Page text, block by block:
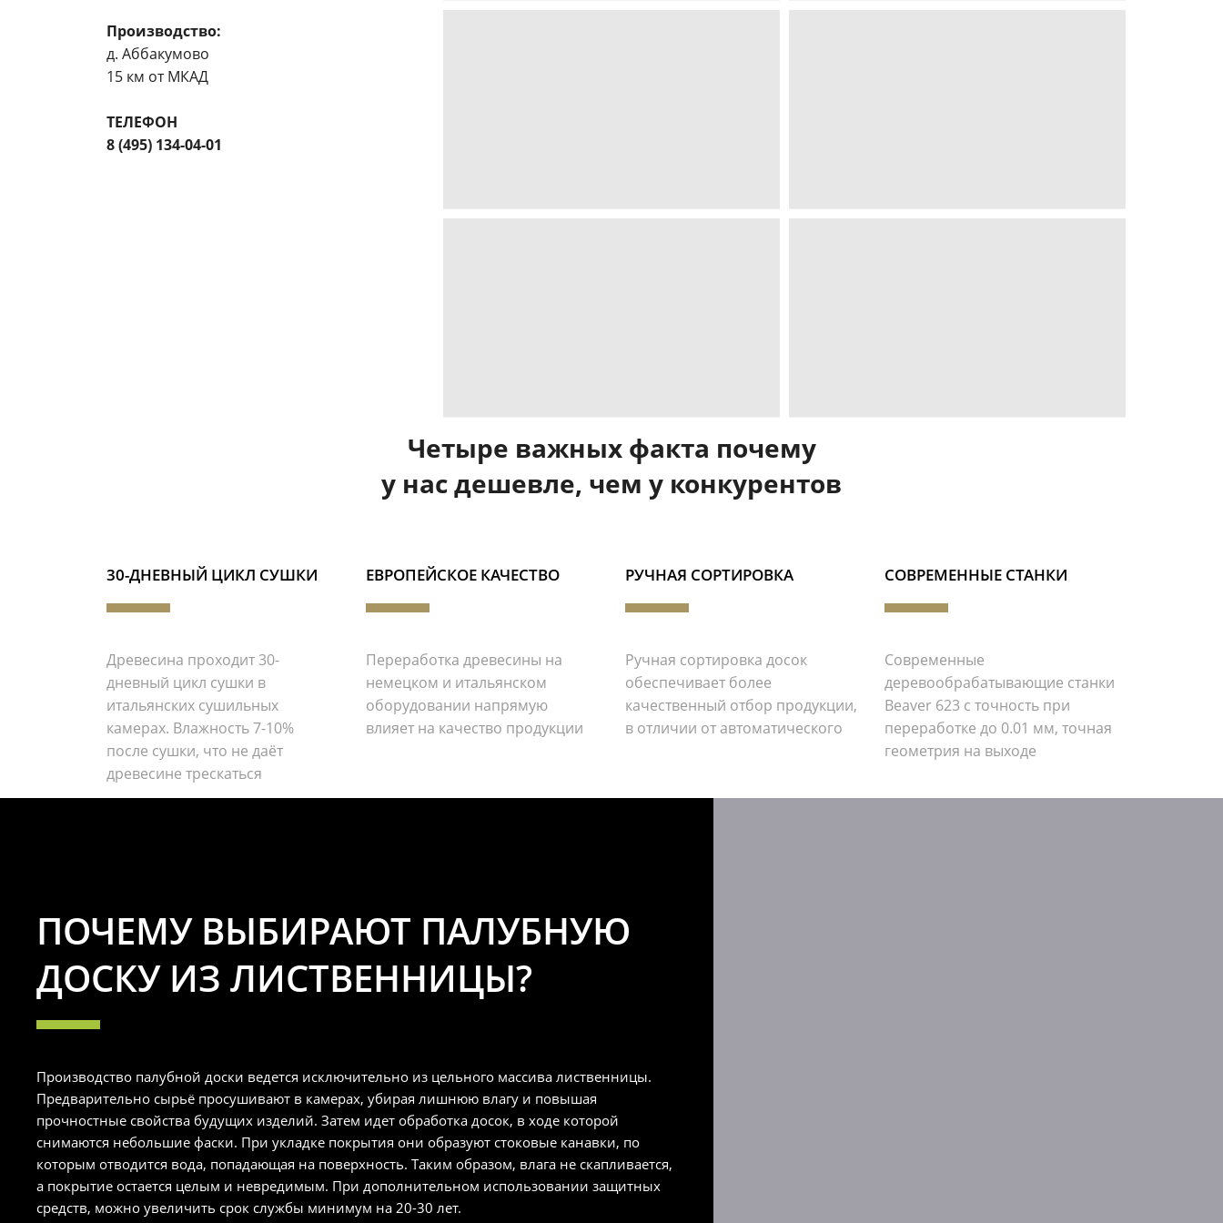
Производство:
д. Аббакумово
15 км от МКАД
ТЕЛЕФОН
8 (495) 134-04-01
Четыре важных факта почему
у нас дешевле, чем у конкурентов
30-ДНЕВНЫЙ ЦИКЛ СУШКИ
Древесина проходит 30-
дневный цикл сушки в
итальянских сушильных
камерах. Влажность 7-10%
после сушки, что не даёт
древесине трескаться
ЕВРОПЕЙСКОЕ КАЧЕСТВО
Переработка древесины на
немецком и итальянском
оборудовании напрямую
влияет на качество продукции
РУЧНАЯ СОРТИРОВКА
Ручная сортировка досок
обеспечивает более
качественный отбор продукции,
в отличии от автоматического
СОВРЕМЕННЫЕ СТАНКИ
Современные
деревообрабатывающие станки
Beaver 623 с точность при
переработке до 0.01 мм, точная
геометрия на выходе
ПОЧЕМУ ВЫБИРАЮТ ПАЛУБНУЮ
ДОСКУ ИЗ ЛИСТВЕННИЦЫ?
Производство палубной доски ведется исключительно из цельного массива лиственницы.
Предварительно сырьё просушивают в камерах, убирая лишнюю влагу и повышая
прочностные свойства будущих изделий. Затем идет обработка досок, в ходе которой
снимаются небольшие фаски. При укладке покрытия они образуют стоковые канавки, по
которым отводится вода, попадающая на поверхность. Таким образом, влага не скапливается,
а покрытие остается целым и невредимым. При дополнительном использовании защитных
средств, можно увеличить срок службы минимум на 20-30 лет.